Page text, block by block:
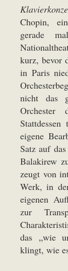
Chopin,
gerade
kurz, bevor
in Paris
nicht das
Orchester
eigene
Satz auf
Balakirew
zeugt von
Werk, in
eigenen
zur
das „wie
klingt, wie